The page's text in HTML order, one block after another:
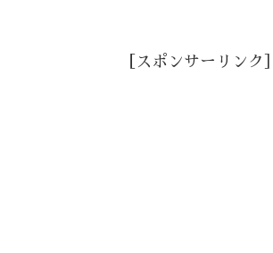
［スポンサーリンク］